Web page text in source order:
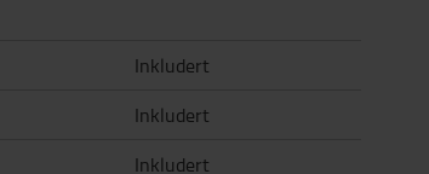
Inkludert
Inkludert
Inkludert